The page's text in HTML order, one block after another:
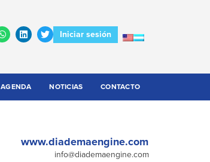
Iniciar sesión
AGENDA NOTICIAS CONTACTO
www.diademaengine.com
info@diademaengine.com